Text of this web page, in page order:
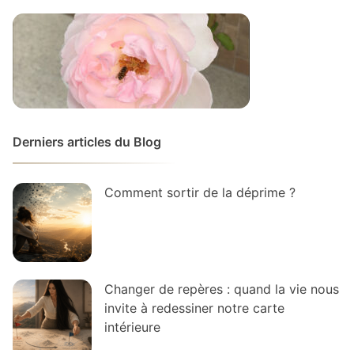
Derniers articles du Blog
Comment sortir de la déprime ?
Changer de repères : quand la vie nous
invite à redessiner notre carte
intérieure